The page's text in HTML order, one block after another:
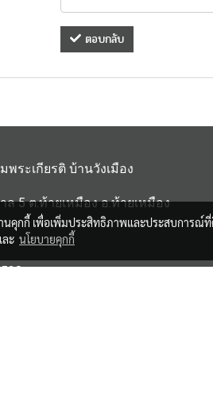
ตอบกลับ
ระเกียรติ บ้านวังเมือง
ล 5 ต.ท้ายเหมือง อ.ท้ายเหมือง
นคุกกี้ เพื่อเพิ่มประสิทธิภาพและประสบการณ์
ละ นโยบายคุกกี้